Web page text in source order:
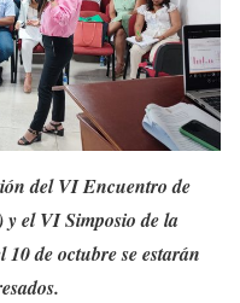
del VI Encuentro de
el VI Simposio de la
de octubre se estarán